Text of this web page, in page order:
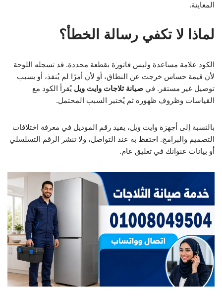
المعاينة.
لماذا لا تكفي رسالة الخطأ؟
الكود علامة مساعدة وليس فاتورة بقطعة محددة. قد تسجله اللوحة
لأن قيمة حساس خرجت عن النطاق، أو لأن أمرًا لم يُنفذ، أو بسبب
توصيل غير مستقر. في صيانة ثلاجات وايت ويل يُقرأ الكود مع
القياسات وظروف ظهوره ثم يُختبر السبب المحتمل.
بالنسبة إلى أجهزة وايت ويل، يفيد رقم الموديل في معرفة اختلافات
التصميم والبرامج. احتفظ به عند التواصل، ولا تنشر الرقم التسلسلي
أو بيانات عنوانك في تعليق عام.